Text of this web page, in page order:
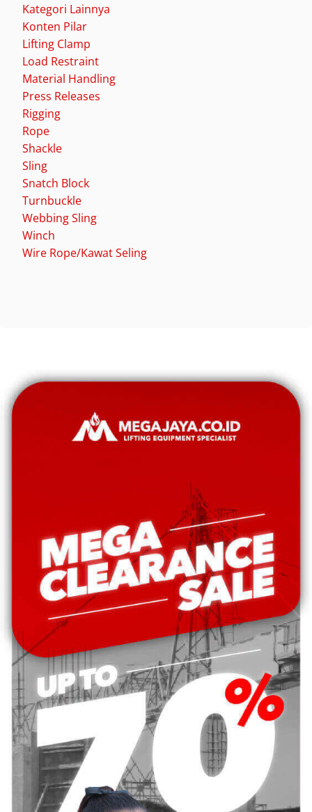
Kategori Lainnya
Konten Pilar
Lifting Clamp
Load Restraint
Material Handling
Press Releases
Rigging
Rope
Shackle
Sling
Snatch Block
Turnbuckle
Webbing Sling
Winch
Wire Rope/Kawat Seling